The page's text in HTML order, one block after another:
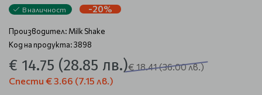
В наличност -20%
Производител: Milk Shake
Код на продукта: 3898
€ 14.75 (28.85 лв.)€ 18.41(36.00 лв.)
Спести € 3.66 (7.15 лв.)